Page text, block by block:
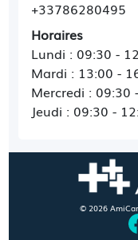
+33786280495
Horaires
Lundi : 09:30 -
Mardi : 13:00 -
Mercredi : 09:30
Jeudi : 09:30 -
© 2026